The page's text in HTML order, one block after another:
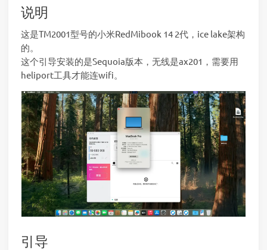
说明
这是TM2001型号的小米RedMibook 14 2代，ice lake架构
的。
这个引导安装的是Sequoia版本，无线是ax201，需要用
heliport工具才能连wifi。
引导